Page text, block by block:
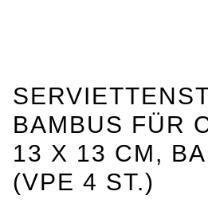
BAMBUS FÜR
13 X 13 CM,
(VPE 4 ST.)